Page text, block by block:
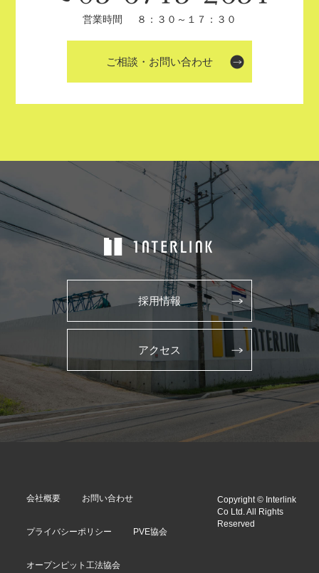
営業時間 ８：３０～１７：３０
ご相談・お問い合わせ
採用情報
アクセス
会社概要 お問い合わせ
プライバシーポリシー PVE協会
オープンピット工法協会
Copyright © Interlink
Co Ltd. All Rights
Reserved